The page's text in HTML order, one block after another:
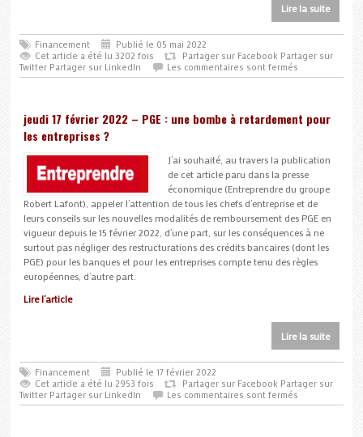
Lire la suite
Financement
Publié le 05 mai 2022
Cet article a été lu 3202 fois
Partager sur Facebook Partager sur
Twitter Partager sur LinkedIn Les commentaires sont fermés
jeudi 17 février 2022 – PGE : une bombe à retardement pour
les entreprises ?
J’ai souhaité, au travers la publication
de cet article paru dans la presse
économique (Entreprendre du groupe
Robert Lafont), appeler l’attention de tous les chefs d’entreprise et de
leurs conseils sur les nouvelles modalités de remboursement des PGE en
vigueur depuis le 15 février 2022, d’une part, sur les conséquences à ne
surtout pas négliger des restructurations des crédits bancaires (dont les
PGE) pour les banques et pour les entreprises compte tenu des règles
européennes, d’autre part.
Lire l’article
Lire la suite
Financement
Publié le 17 février 2022
Cet article a été lu 2953 fois
Partager sur Facebook Partager sur
Twitter Partager sur LinkedIn Les commentaires sont fermés